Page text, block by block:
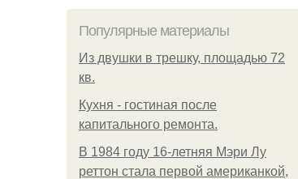
Популярные материалы
Из двушки в трешку, площадью 72
кв.
Кухня - гостиная после
капитального ремонта.
В 1984 году 16-летняя Мэри Лу
реттон стала первой американкой,